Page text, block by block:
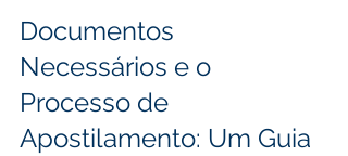
Documentos
Necessários e o
Processo de
Apostilamento: Um Guia